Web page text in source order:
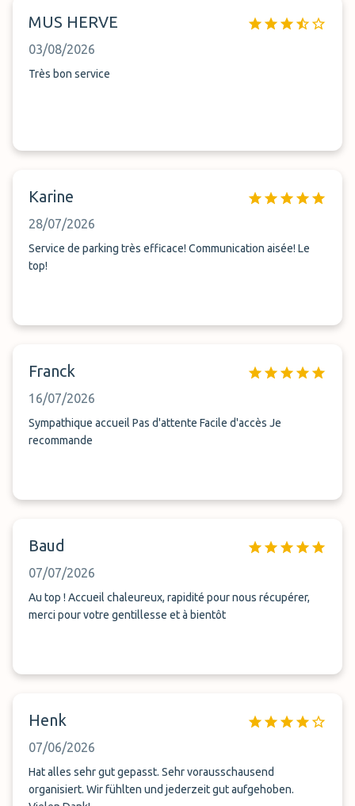
MUS HERVE
03/08/2026
Très bon service
Karine
28/07/2026
Service de parking très efficace! Communication aisée! Le
top!
Franck
16/07/2026
Sympathique accueil Pas d'attente Facile d'accès Je
recommande
Baud
07/07/2026
Au top ! Accueil chaleureux, rapidité pour nous récupérer,
merci pour votre gentillesse et à bientôt
Henk
07/06/2026
Hat alles sehr gut gepasst. Sehr vorausschausend
organisiert. Wir fühlten und jederzeit gut aufgehoben.